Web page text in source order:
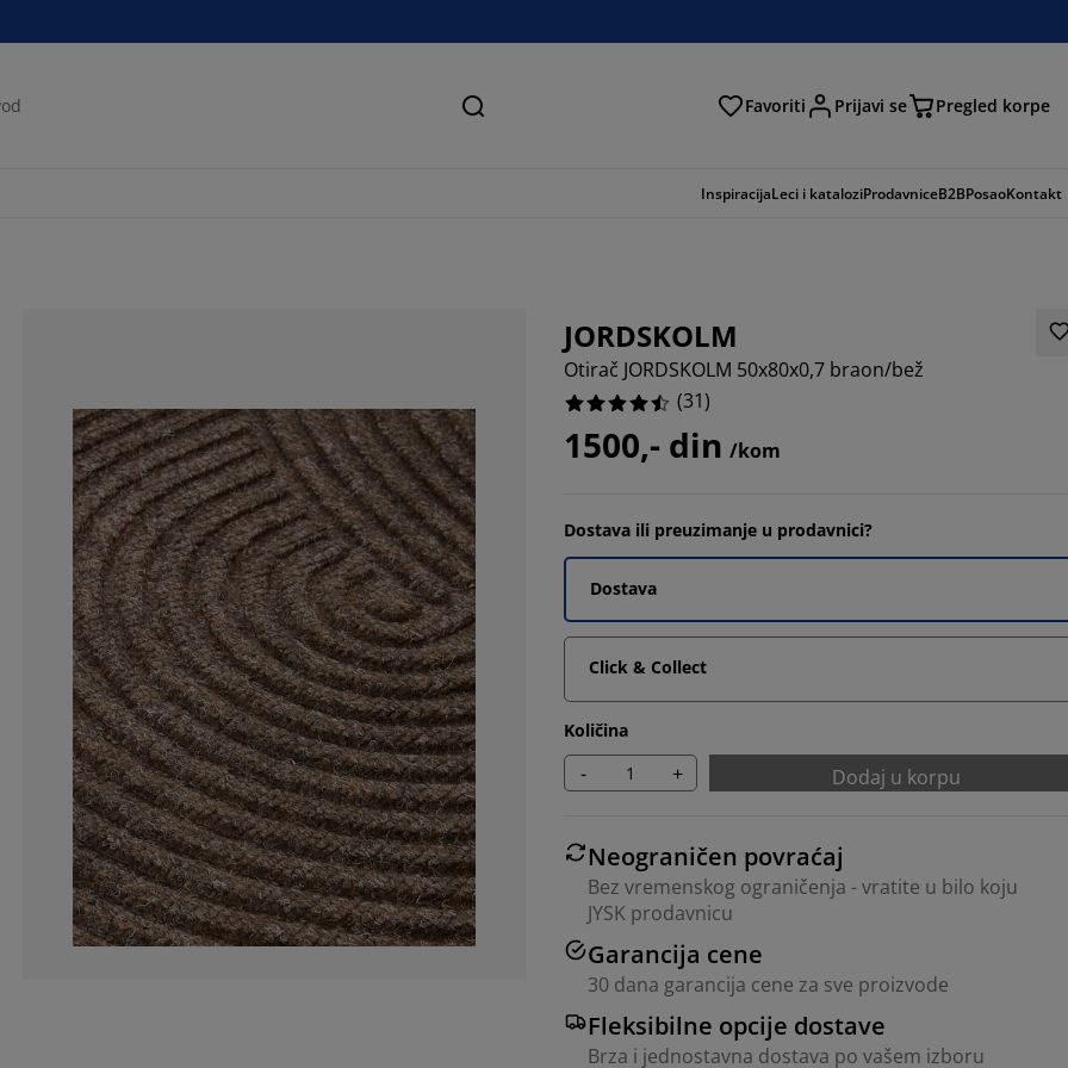
Pretraga Favoriti Prijavi se Pregled korpe
InspiracijaLeci i kataloziProdavniceB2BPosaoKontakt
JORDSKOLM
Otirač JORDSKOLM 50x80x0,7 braon/bež
(31)
1500,- din /kom
Dostava ili preuzimanje u prodavnici?
Dostava
Click & Collect
Količina
- + Dodaj u korpu
Neograničen povraćaj
Bez vremenskog ograničenja - vratite u bilo koju
JYSK prodavnicu
Garancija cene
30 dana garancija cene za sve proizvode
Fleksibilne opcije dostave
Brza i jednostavna dostava po vašem izboru
83.87096774193549%
3.225806451612903%
9.67741935483871%
3.225806451612903%